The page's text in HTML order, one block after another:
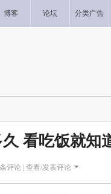
博客 论坛 分类广告
久 看吃饭就知
条评论 | 查看/发表评论